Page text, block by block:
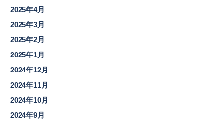
2025年4月
2025年3月
2025年2月
2025年1月
2024年12月
2024年11月
2024年10月
2024年9月